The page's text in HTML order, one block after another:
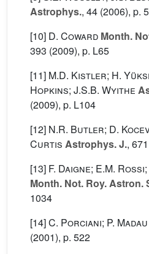
Astrophys., 44 (2006), p.
[10] D. Coward Month.
393 (2009), p. L65
[11] M.D. Kistler; H.
Hopkins; J.S.B. Wyithe
(2009), p. L104
[12] N.R. Butler; D.
Curtis Astrophys. J., 671
[13] F. Daigne; E.M.
Month. Not. Roy. Astron.
1034
[14]C. Porciani; P. Madau
(2001), p. 522